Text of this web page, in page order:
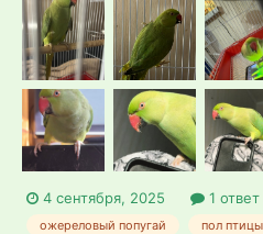
магазине, сам заводчик сказал
мальчик. вот таким к нам
появления вторичн...
4 сентября, 2025 1 ответ
ожереловый попугай пол птицы